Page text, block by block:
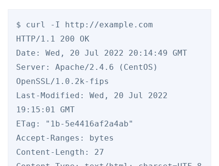
$ curl -I http://example.com
HTTP/1.1 200 OK
Date: Wed, 20 Jul 2022 20:14:49 GMT
Server: Apache/2.4.6 (CentOS)
OpenSSL/1.0.2k-fips
Last-Modified: Wed, 20 Jul 2022
19:15:01 GMT
ETag: "1b-5e4416af2a4ab"
Accept-Ranges: bytes
Content-Length: 27